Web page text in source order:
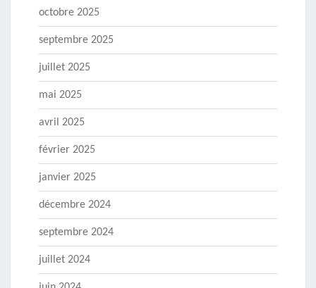
octobre 2025
septembre 2025
juillet 2025
mai 2025
avril 2025
février 2025
janvier 2025
décembre 2024
septembre 2024
juillet 2024